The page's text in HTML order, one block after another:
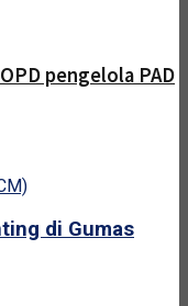
pengelola PAD
di Gumas